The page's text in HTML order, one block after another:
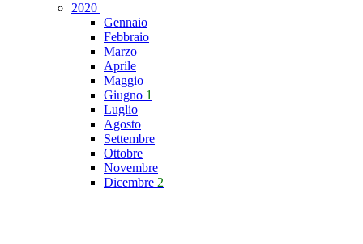
2020
Gennaio
Febbraio
Marzo
Aprile
Maggio
Giugno 1
Luglio
Agosto
Settembre
Ottobre
Novembre
Dicembre 2